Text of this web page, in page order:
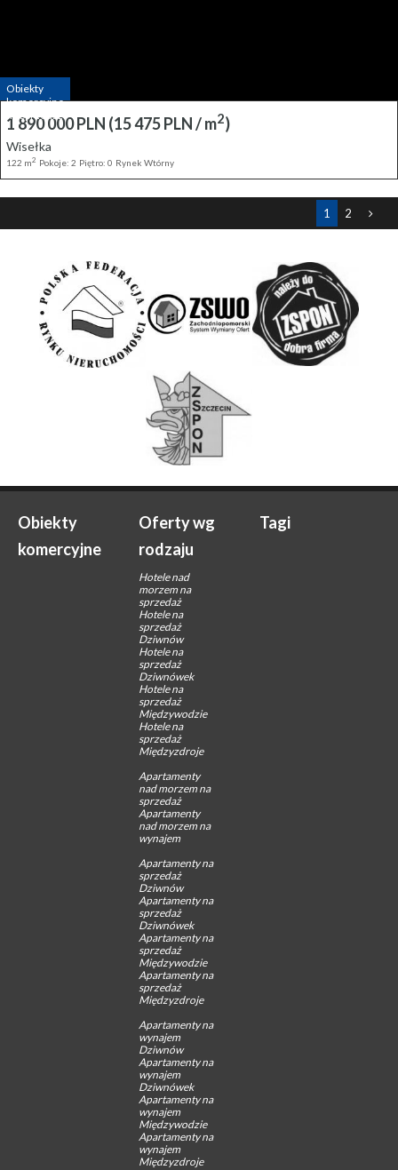
Obiekty
komercyjne
na Sprzedaż
1 890 000 PLN (15 475 PLN / m2)
Wisełka
122 m2 Pokoje: 2 Piętro: 0 Rynek Wtórny
1 2
Obiekty
komercyjne
Oferty wg
rodzaju
Hotele nad
morzem na
sprzedaż
Hotele na
sprzedaż
Dziwnów
Hotele na
sprzedaż
Dziwnówek
Hotele na
sprzedaż
Międzywodzie
Hotele na
sprzedaż
Międzyzdroje
Apartamenty
nad morzem na
sprzedaż
Apartamenty
nad morzem na
wynajem
Apartamenty na
sprzedaż
Dziwnów
Apartamenty na
sprzedaż
Dziwnówek
Apartamenty na
sprzedaż
Międzywodzie
Apartamenty na
sprzedaż
Międzyzdroje
Apartamenty na
wynajem
Dziwnów
Apartamenty na
wynajem
Dziwnówek
Apartamenty na
wynajem
Międzywodzie
Apartamenty na
wynajem
Międzyzdroje
Tagi